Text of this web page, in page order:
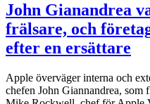
John Gianandrea
frälsare, och
efter en ersättare
Apple överväger interna och
chefen John Giannandrea, som